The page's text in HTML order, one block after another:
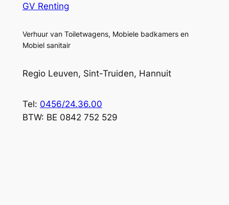
GV Renting
Verhuur van Toiletwagens, Mobiele badkamers en
Mobiel sanitair
Regio Leuven, Sint-Truiden, Hannuit
Tel: 0456/24.36.00
BTW: BE 0842 752 529